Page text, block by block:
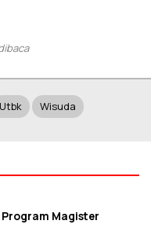
Utbk Wisuda
Magister